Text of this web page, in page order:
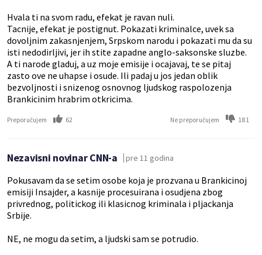
Hvala ti na svom radu, efekat je ravan nuli.
Tacnije, efekat je postignut. Pokazati kriminalce, uvek sa
dovoljnim zakasnjenjem, Srpskom narodu i pokazati mu da su
isti nedodirljivi, jer ih stite zapadne anglo-saksonske sluzbe.
A ti narode gladuj, a uz moje emisije i ocajavaj, te se pitaj
zasto ove ne uhapse i osude. Ili padaj u jos jedan oblik
bezvoljnosti i snizenog osnovnog ljudskog raspolozenja
Brankicinim hrabrim otkricima.
Preporučujem 62 Ne preporučujem 181
Nezavisni novinar CNN-a pre 11 godina
Pokusavam da se setim osobe koja je prozvana u Brankicinoj
emisiji Insajder, a kasnije procesuirana i osudjena zbog
privrednog, politickog ili klasicnog kriminala i pljackanja
Srbije.
NE, ne mogu da setim, a ljudski sam se potrudio.